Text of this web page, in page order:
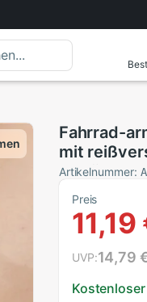
Fahrrad-
mit
und Sport
Artikelnummer:
Preis
11,19
UVP:14,79